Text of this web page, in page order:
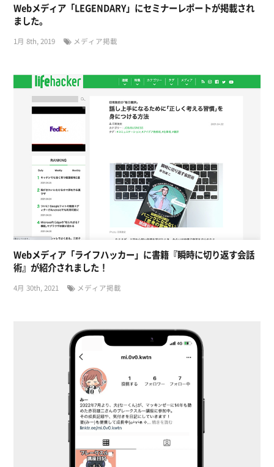
Webメディア「LEGENDARY」にセミナーレポートが掲載され
ました。
1月 8th, 2019 メディア掲載
Webメディア「ライフハッカー」に書籍『瞬時に切り返す会話
術』が紹介されました！
4月 30th, 2021 メディア掲載